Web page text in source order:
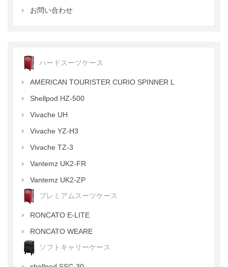
お問い合わせ
ハードスーツケース
AMERICAN TOURISTER CURIO SPINNER L
Shellpod HZ-500
Vivache UH
Vivache YZ-H3
Vivache TZ-3
Vantemz UK2-FR
Vantemz UK2-ZP
プレミアムスーツケース
RONCATO E-LITE
RONCATO WEARE
ソフトキャリーケース